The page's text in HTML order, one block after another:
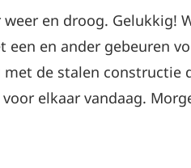
en droog. Gelukkig!
een en ander gebeuren
met de stalen
elkaar vandaag.